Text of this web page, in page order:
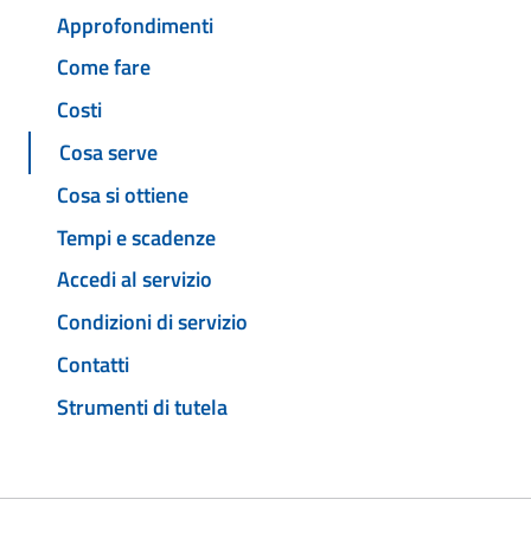
Approfondimenti
Come fare
Costi
Cosa serve
Cosa si ottiene
Tempi e scadenze
Accedi al servizio
Condizioni di servizio
Contatti
Strumenti di tutela